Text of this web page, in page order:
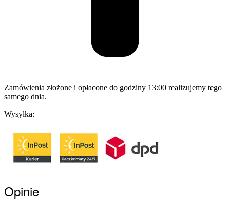
Zamówienia złożone i opłacone do godziny 13:00 realizujemy tego
samego dnia.
Wysyłka:
Opinie